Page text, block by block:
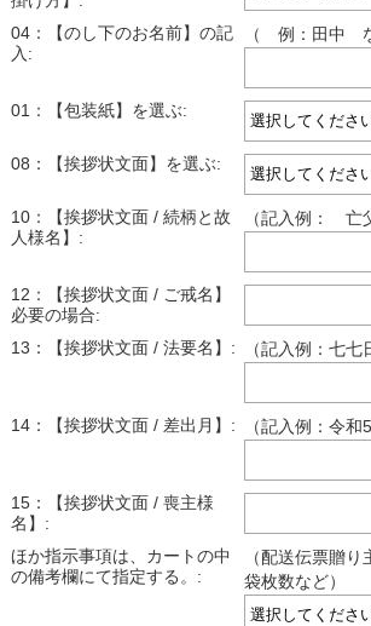
04：【のし下のお名前】の記
入:
（ 例：田中
01：【包装紙】を選ぶ:
08：【挨拶状文面】を選ぶ:
10：【挨拶状文面 / 続柄と故
人様名】:
（記入例：
12：【挨拶状文面 / ご戒名】
必要の場合:
13：【挨拶状文面 / 法要名】:
（記入例：七
14：【挨拶状文面 / 差出月】: （記入例：令和
15：【挨拶状文面 / 喪主様
名】:
ほか指示事項は、カートの中
の備考欄にて指定する。:
（配送伝票贈
袋枚数など）